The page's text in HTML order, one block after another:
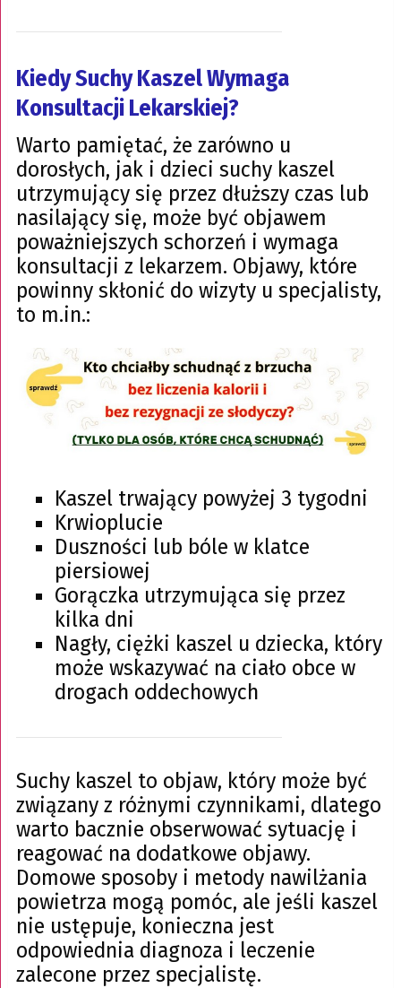
Kiedy Suchy Kaszel Wymaga
Konsultacji Lekarskiej?
Warto pamiętać, że zarówno u
dorosłych, jak i dzieci suchy kaszel
utrzymujący się przez dłuższy czas lub
nasilający się, może być objawem
poważniejszych schorzeń i wymaga
konsultacji z lekarzem. Objawy, które
powinny skłonić do wizyty u specjalisty,
to m.in.:
Kaszel trwający powyżej 3 tygodni
Krwioplucie
Duszności lub bóle w klatce
piersiowej
Gorączka utrzymująca się przez
kilka dni
Nagły, ciężki kaszel u dziecka, który
może wskazywać na ciało obce w
drogach oddechowych
Suchy kaszel to objaw, który może być
związany z różnymi czynnikami, dlatego
warto bacznie obserwować sytuację i
reagować na dodatkowe objawy.
Domowe sposoby i metody nawilżania
powietrza mogą pomóc, ale jeśli kaszel
nie ustępuje, konieczna jest
odpowiednia diagnoza i leczenie
zalecone przez specjalistę.